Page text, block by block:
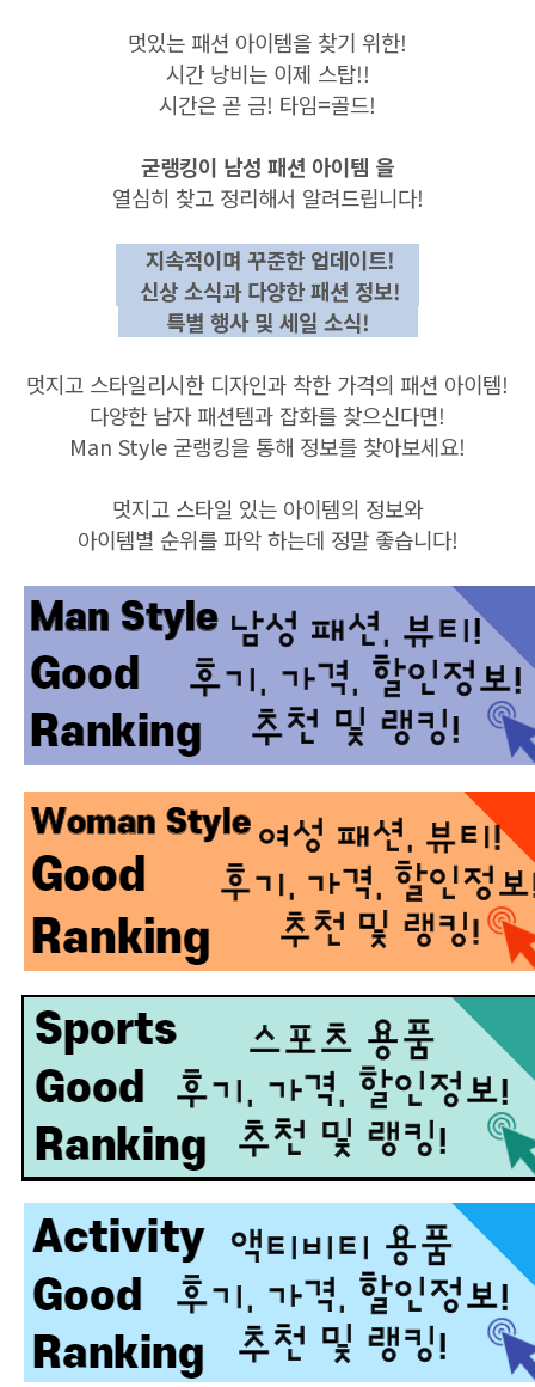
멋있는 패션 아이템을 찾기 위한!
시간 낭비는 이제 스탑!!
시간은 곧 금! 타임=골드!
굳랭킹이 남성 패션 아이템 을
열심히 찾고 정리해서 알려드립니다!
지속적이며 꾸준한 업데이트!
신상 소식과 다양한 패션 정보!
특별 행사 및 세일 소식!
멋지고 스타일리시한 디자인과 착한 가격의 패션 아이템!
다양한 남자 패션템과 잡화를 찾으신다면!
Man Style 굳랭킹을 통해 정보를 찾아보세요!
멋지고 스타일 있는 아이템의 정보와
아이템별 순위를 파악 하는데 정말 좋습니다!